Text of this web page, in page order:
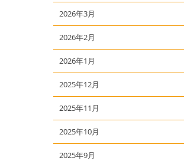
2026年3月
2026年2月
2026年1月
2025年12月
2025年11月
2025年10月
2025年9月